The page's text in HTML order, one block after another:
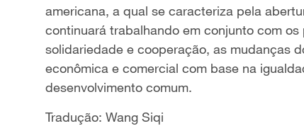
americana, a qual se caracteriza pela
continuará trabalhando em conjunto com
solidariedade e cooperação, as mudanças
econômica e comercial com base na
desenvolvimento comum.
Tradução: Wang Siqi